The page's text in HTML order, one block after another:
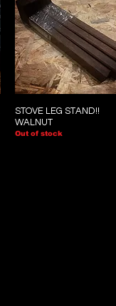
STOVE LEG STAND!!
WALNUT
Out of stock